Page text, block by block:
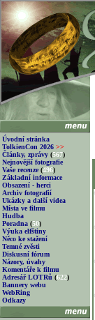
Úvodní stránka
TolkienCon 2026 >>
Články, zprávy (567)
Nejnovější fotografie
Vaše recenze (496)
Základní informace
Obsazení - herci
Archiv fotografií
Ukázky a další videa
Místa ve filmu
Hudba
Poradna (50)
Výuka elfštiny
Něco ke stažení
Temné zvěsti
Diskusní fórum
Názory, úvahy
Komentáře k filmu
Adresář LOTRů (622)
Bannery webu
WebRing
Odkazy